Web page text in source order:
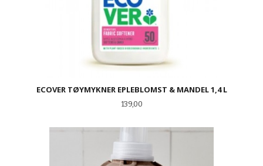
ECOVER TØYMYKNER EPLEBLOMST & MANDEL 1,4 L
Pris
139,00